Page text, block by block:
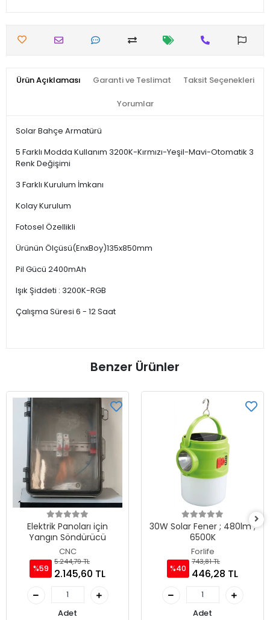
Ürün Açıklaması Garanti ve Teslimat Taksit Seçenekleri
Yorumlar
Solar Bahçe Armatürü
5 Farklı Modda Kullanım 3200K-Kırmızı-Yeşil-Mavi-Otomatik 3
Renk Değişimi
3 Farklı Kurulum İmkanı
Kolay Kurulum
Fotosel Özellikli
Ürünün Ölçüsü(EnxBoy)135x850mm
Pil Gücü 2400mAh
Işık Şiddeti : 3200K-RGB
Çalışma Süresi 6 - 12 Saat
Benzer Ürünler
Elektrik Panoları için
Yangın Söndürücü
CNC
%59
5.244,79 TL
2.145,60 TL
Adet
30W Solar Fener ; 480lm ;
6500K
Forlife
%40
743,81 TL
446,28 TL
Adet